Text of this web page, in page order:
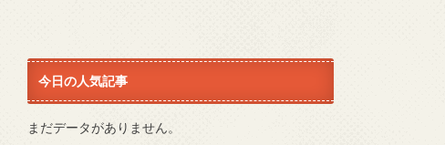
今日の人気記事
まだデータがありません。